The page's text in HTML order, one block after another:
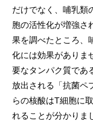
だけでなく、哺乳類
胞の活性化が増強さ
果を調べたところ、
化には効果がありま
要なタンパク質であ
放出される「抗菌ペ
らの核酸はT細胞に
れることが分かりま